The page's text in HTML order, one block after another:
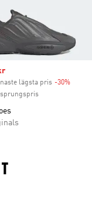
lägsta pris -30%